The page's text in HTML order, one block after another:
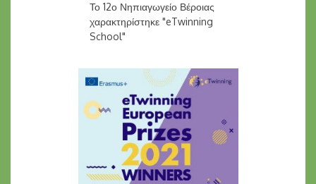
Το 12ο Νηπιαγωγείο Βέροιας
χαρακτηρίστηκε "eTwinning
School"